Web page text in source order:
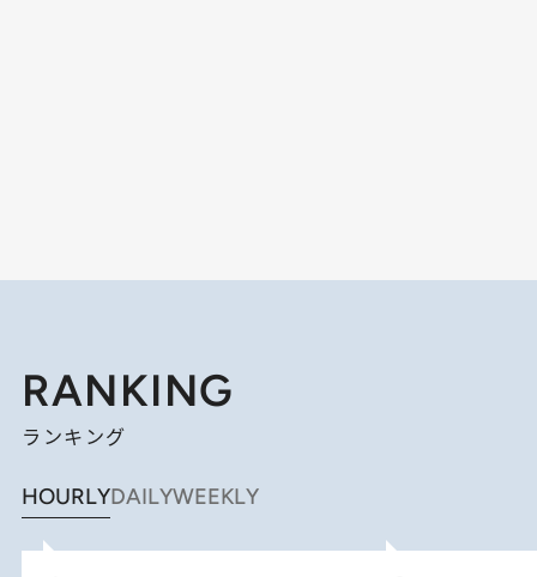
RANKING
ランキング
HOURLYDAILYWEEKLY